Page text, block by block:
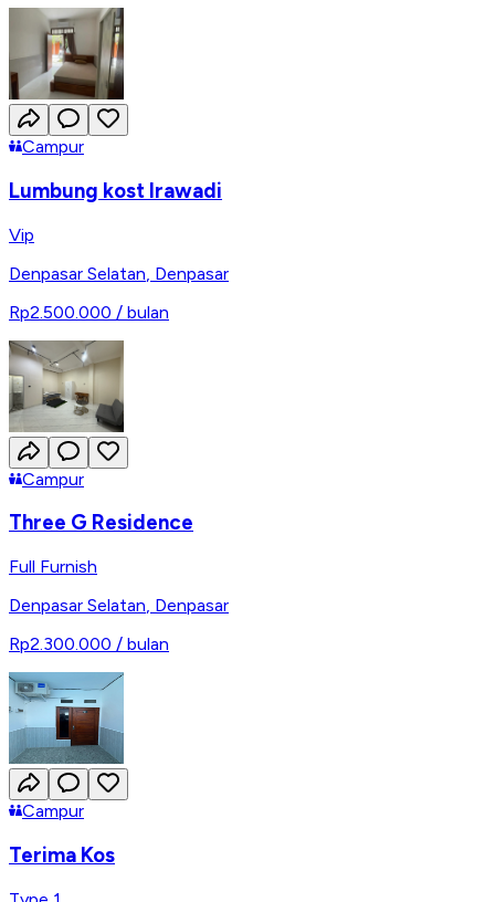
Campur
Lumbung kost Irawadi
Vip
Denpasar Selatan Denpasar
Rp2.500.000 / bulan
Campur
Three G Residence
Full Furnish
Denpasar Selatan, Denpasar
Rp2.300.000 / bulan
Campur
Terima Kos